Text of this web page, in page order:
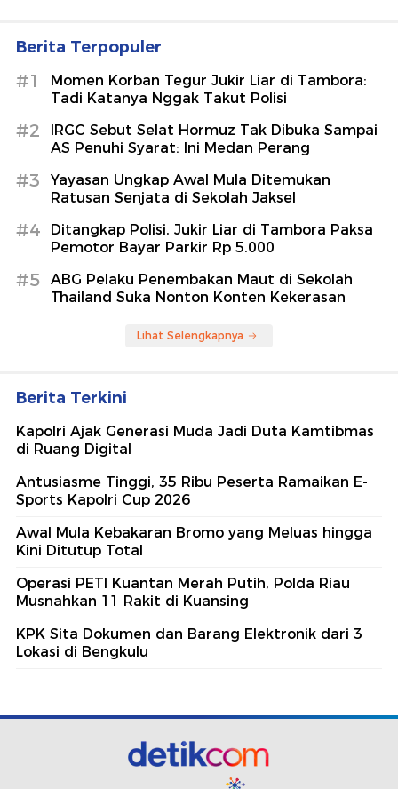
Berita Terpopuler
#1
Momen Korban Tegur Jukir Liar di Tambora:
Tadi Katanya Nggak Takut Polisi
#2
IRGC Sebut Selat Hormuz Tak Dibuka Sampai
AS Penuhi Syarat: Ini Medan Perang
#3
Yayasan Ungkap Awal Mula Ditemukan
Ratusan Senjata di Sekolah Jaksel
#4
Ditangkap Polisi, Jukir Liar di Tambora Paksa
Pemotor Bayar Parkir Rp 5.000
#5
ABG Pelaku Penembakan Maut di Sekolah
Thailand Suka Nonton Konten Kekerasan
Lihat Selengkapnya
Berita Terkini
Kapolri Ajak Generasi Muda Jadi Duta Kamtibmas
di Ruang Digital
Antusiasme Tinggi, 35 Ribu Peserta Ramaikan E-
Sports Kapolri Cup 2026
Awal Mula Kebakaran Bromo yang Meluas hingga
Kini Ditutup Total
Operasi PETI Kuantan Merah Putih, Polda Riau
Musnahkan 11 Rakit di Kuansing
KPK Sita Dokumen dan Barang Elektronik dari 3
Lokasi di Bengkulu